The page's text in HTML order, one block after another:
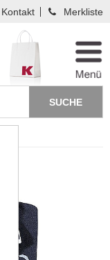
Kontakt Merkliste